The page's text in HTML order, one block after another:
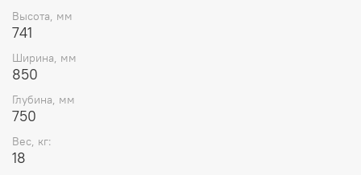
Высота, мм
741
Ширина, мм
850
Глубина, мм
750
Вес, кг:
18